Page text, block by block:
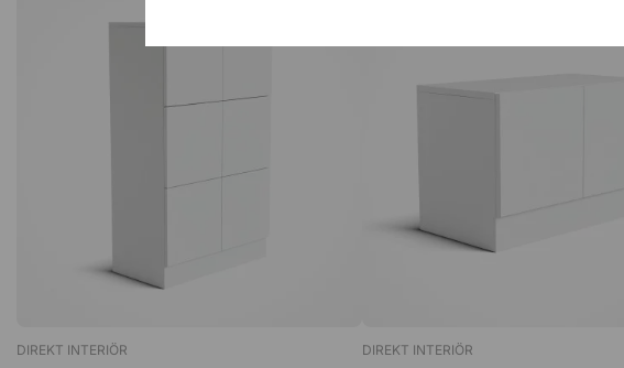
DIREKT INTERIÖR DIREKT INTERIÖR